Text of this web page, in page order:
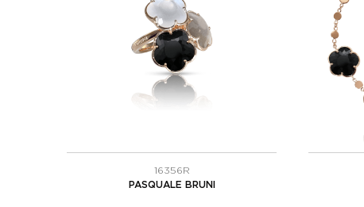
16356R
PASQUALE BRUNI